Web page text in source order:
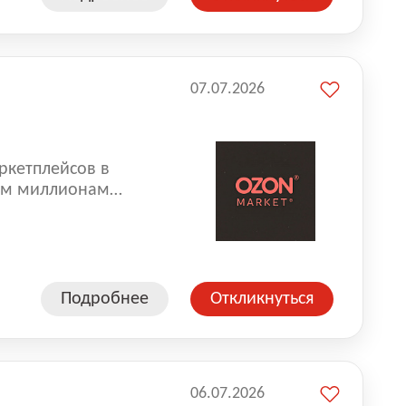
в
миллионам
сети, где
Ozon
Подробнее
07.07.2026
Откликнуться
06.07.2026